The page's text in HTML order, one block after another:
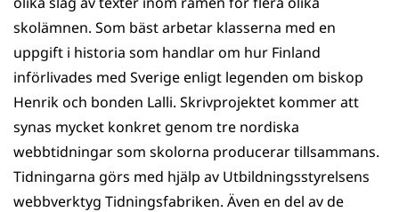
skolämnen. Som bäst arbetar klasserna med en
uppgift i historia som handlar om hur Finland
införlivades med Sverige enligt legenden om bis­kop
Henrik och bonden Lalli. Skrivprojektet kommer att
synas mycket konkret genom tre nordiska
webbtidningar som skolorna producerar tillsammans.
Tidningarna görs med hjälp av Utbildningsstyrelsens
webbverktyg Tidningsfabriken. Även en del av de